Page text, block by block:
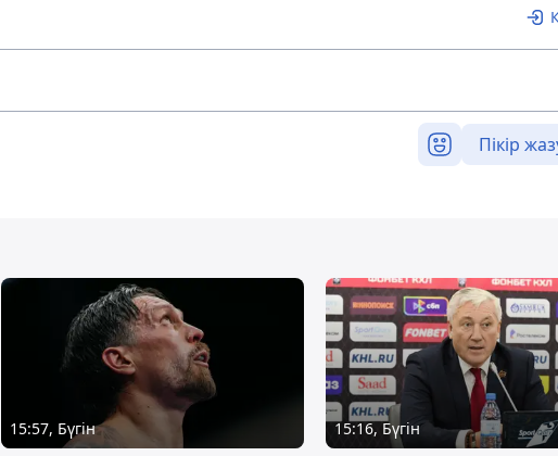
Пікір
15:57, Бүгін 15:16, Бүгін